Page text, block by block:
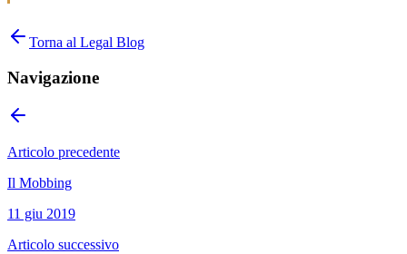
Torna al Legal Blog
Navigazione
Articolo precedente
Il Mobbing
11 giu 2019
Articolo successivo